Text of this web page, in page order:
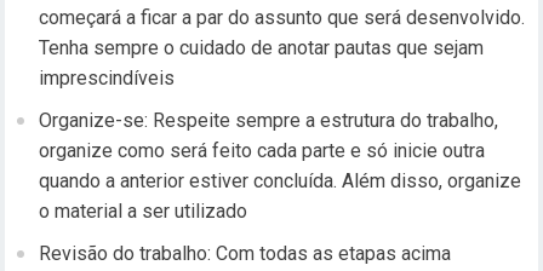
começará a ficar a par do assunto que será desenvolvido.
Tenha sempre o cuidado de anotar pautas que sejam
imprescindíveis
Organize-se: Respeite sempre a estrutura do trabalho,
organize como será feito cada parte e só inicie outra
quando a anterior estiver concluída. Além disso, organize
o material a ser utilizado
Revisão do trabalho: Com todas as etapas acima